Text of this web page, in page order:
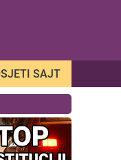
SAJT